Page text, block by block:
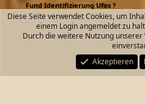
Fund Identifizierung Ufos ?
Kontakt Nutzungsbedingungen
Start
R
S
Community platform by XenForo® ©
Diese Seite verwendet Cookies, um
einem Login angemeldet zu
Durch die weitere Nutzung
Akzeptieren